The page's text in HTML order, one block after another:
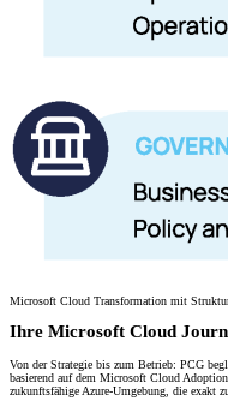
Microsoft Cloud Transformation mit
Ihre Microsoft Cloud
Von der Strategie bis zum Betrieb: PCG
basierend auf dem Microsoft Cloud
zukunftsfähige Azure-Umgebung, die exakt